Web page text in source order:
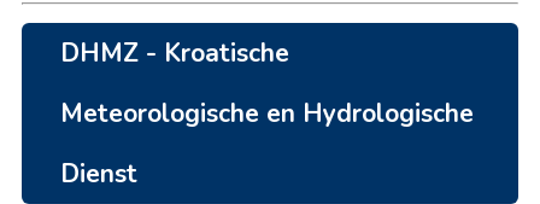
DHMZ - Kroatische
Meteorologische en Hydrologische
Dienst